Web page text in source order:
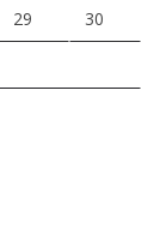
29 30